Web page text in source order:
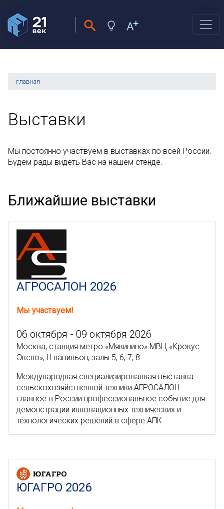
главная
Выставки
Мы постоянно участвуем в выставках по всей России.
Будем рады видеть Вас на нашем стенде.
Ближайшие выставки
АГРОСАЛОН 2026
Мы участвуем!
06 октября - 09 октября 2026
Москва, станция метро «Мякинино» МВЦ «Крокус
Экспо», II павильон, залы 5, 6, 7, 8
Международная специализированная выставка
сельскохозяйственной техники АГРОСАЛОН –
главное в России профессиональное событие для
демонстрации инновационных технических и
технологических решений в сфере АПК
ЮГАГРО 2026